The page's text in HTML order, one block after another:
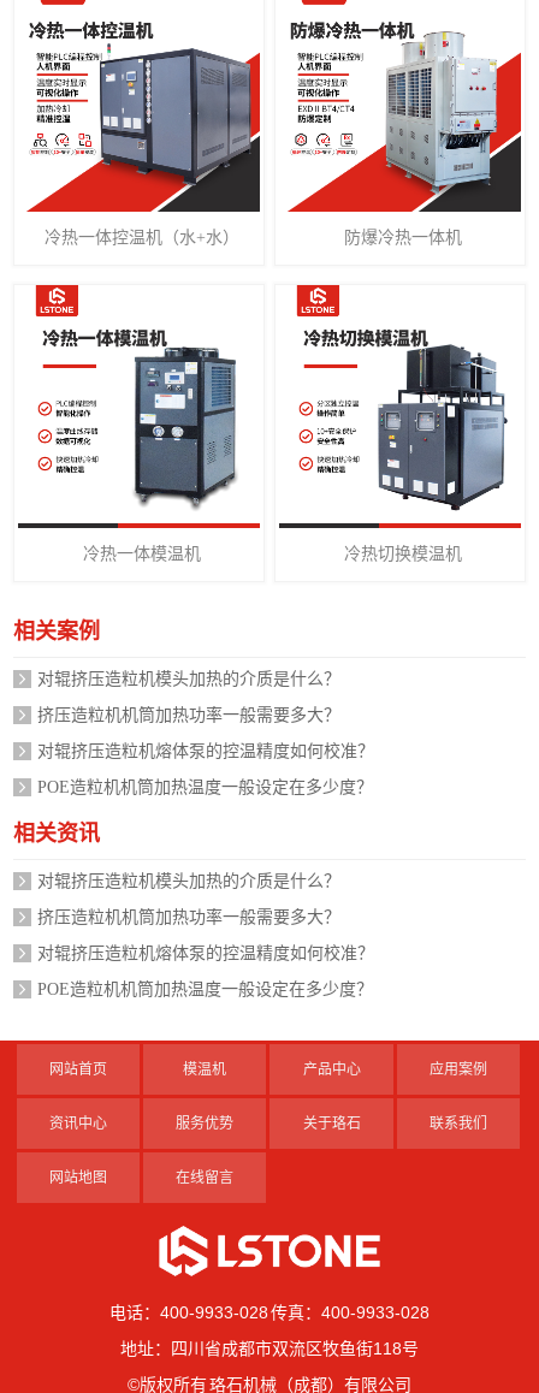
冷热一体控温机（水+水） 防爆冷热一体机
冷热一体模温机 冷热切换模温机
相关案例
对辊挤压造粒机模头加热的介质是什么？
挤压造粒机机筒加热功率一般需要多大？
对辊挤压造粒机熔体泵的控温精度如何校准？
POE造粒机机筒加热温度一般设定在多少度？
相关资讯
对辊挤压造粒机模头加热的介质是什么？
挤压造粒机机筒加热功率一般需要多大？
对辊挤压造粒机熔体泵的控温精度如何校准？
POE造粒机机筒加热温度一般设定在多少度？
网站首页 模温机 产品中心 应用案例
资讯中心 服务优势 关于珞石 联系我们
网站地图 在线留言
电话：400-9933-028 传真：400-9933-028
地址：四川省成都市双流区牧鱼街118号
©版权所有 珞石机械（成都）有限公司